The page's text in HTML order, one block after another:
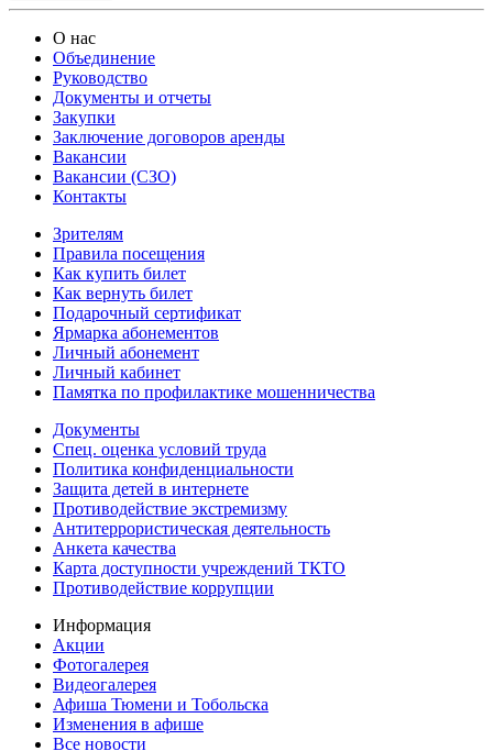
О нас
Объединение
Руководство
Документы и отчеты
Закупки
Заключение договоров аренды
Вакансии
Вакансии (СЗО)
Контакты
Зрителям
Правила посещения
Как купить билет
Как вернуть билет
Подарочный сертификат
Ярмарка абонементов
Личный абонемент
Личный кабинет
Памятка по профилактике мошенничества
Документы
Спец. оценка условий труда
Политика конфиденциальности
Защита детей в интернете
Противодействие экстремизму
Антитеррористическая деятельность
Анкета качества
Карта доступности учреждений ТКТО
Противодействие коррупции
Информация
Акции
Фотогалерея
Видеогалерея
Афиша Тюмени и Тобольска
Изменения в афише
Все новости